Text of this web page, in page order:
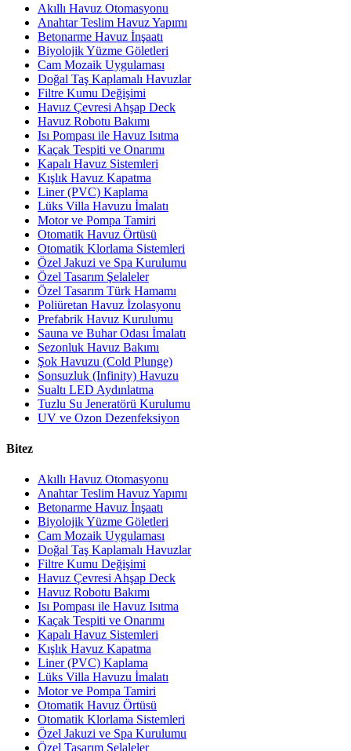
Akıllı Havuz Otomasyonu
Anahtar Teslim Havuz Yapımı
Betonarme Havuz İnşaatı
Biyolojik Yüzme Göletleri
Cam Mozaik Uygulaması
Doğal Taş Kaplamalı Havuzlar
Filtre Kumu Değişimi
Havuz Çevresi Ahşap Deck
Havuz Robotu Bakımı
Isı Pompası ile Havuz Isıtma
Kaçak Tespiti ve Onarımı
Kapalı Havuz Sistemleri
Kışlık Havuz Kapatma
Liner (PVC) Kaplama
Lüks Villa Havuzu İmalatı
Motor ve Pompa Tamiri
Otomatik Havuz Örtüsü
Otomatik Klorlama Sistemleri
Özel Jakuzi ve Spa Kurulumu
Özel Tasarım Şelaleler
Özel Tasarım Türk Hamamı
Poliüretan Havuz İzolasyonu
Prefabrik Havuz Kurulumu
Sauna ve Buhar Odası İmalatı
Sezonluk Havuz Bakımı
Şok Havuzu (Cold Plunge)
Sonsuzluk (Infinity) Havuzu
Sualtı LED Aydınlatma
Tuzlu Su Jeneratörü Kurulumu
UV ve Ozon Dezenfeksiyon
Bitez
Akıllı Havuz Otomasyonu
Anahtar Teslim Havuz Yapımı
Betonarme Havuz İnşaatı
Biyolojik Yüzme Göletleri
Cam Mozaik Uygulaması
Doğal Taş Kaplamalı Havuzlar
Filtre Kumu Değişimi
Havuz Çevresi Ahşap Deck
Havuz Robotu Bakımı
Isı Pompası ile Havuz Isıtma
Kaçak Tespiti ve Onarımı
Kapalı Havuz Sistemleri
Kışlık Havuz Kapatma
Liner (PVC) Kaplama
Lüks Villa Havuzu İmalatı
Motor ve Pompa Tamiri
Otomatik Havuz Örtüsü
Otomatik Klorlama Sistemleri
Özel Jakuzi ve Spa Kurulumu
Özel Tasarım Şelaleler